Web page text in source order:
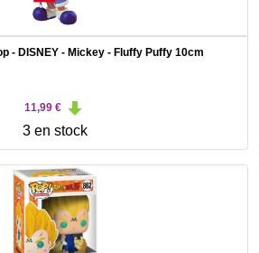
- DISNEY - Mickey - Fluffy Puffy 10cm
11,99 €
3 en stock